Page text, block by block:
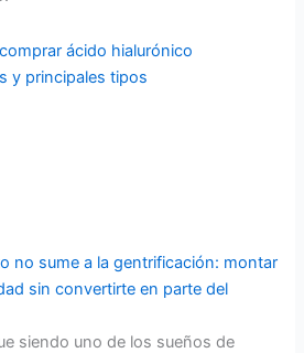
ácido hialurónico
y principales tipos
no sume a la gentrificación: montar
sin convertirte en parte del
siendo uno de los sueños de